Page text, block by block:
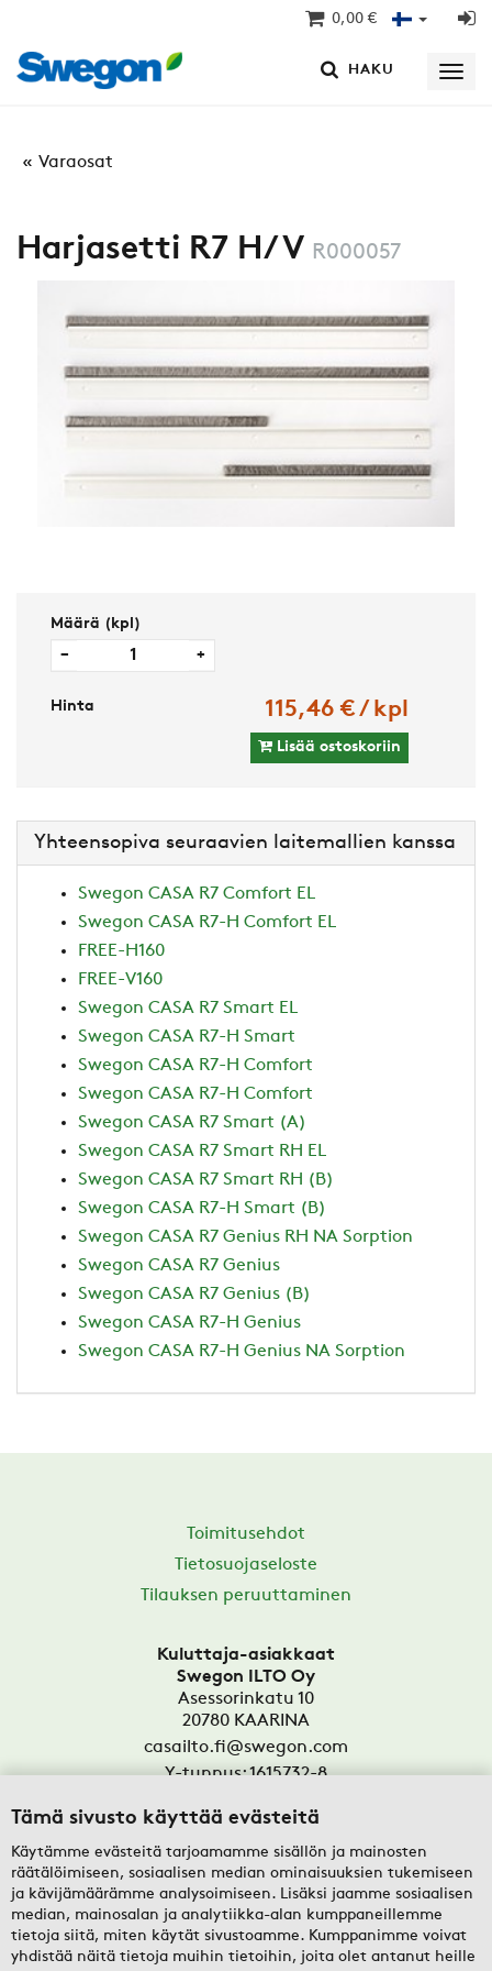
0,00 €
HAKU
Varaosat
Harjasetti R7 H/V R000057
Määrä (kpl)
− +
Hinta 115,46 € / kpl
Lisää ostoskoriin
Yhteensopiva seuraavien laitemallien kanssa
Swegon CASA R7 Comfort EL
Swegon CASA R7-H Comfort EL
FREE-H160
FREE-V160
Swegon CASA R7 Smart EL
Swegon CASA R7-H Smart
Swegon CASA R7-H Comfort
Swegon CASA R7-H Comfort
Swegon CASA R7 Smart (A)
Swegon CASA R7 Smart RH EL
Swegon CASA R7 Smart RH (B)
Swegon CASA R7-H Smart (B)
Swegon CASA R7 Genius RH NA Sorption
Swegon CASA R7 Genius
Swegon CASA R7 Genius (B)
Swegon CASA R7-H Genius
Swegon CASA R7-H Genius NA Sorption
Toimitusehdot
Tietosuojaseloste
Tilauksen peruuttaminen
Kuluttaja-asiakkaat
Swegon ILTO Oy
Asessorinkatu 10
20780 KAARINA
casailto.fi@swegon.com
Y-tunnus: 1615732-8
Yritysasiakkaat
Oy Swegon Ab
Bertel Jungin aukio 7
FI-02600 ESPOO
tekninentuki@swegon.fi
Y-tunnus: 0108352-2
Tämä sivusto käyttää evästeitä
Käytämme evästeitä tarjoamamme sisällön ja mainosten
räätälöimiseen, sosiaalisen median ominaisuuksien tukemiseen
ja kävijämäärämme analysoimiseen. Lisäksi jaamme sosiaalisen
median, mainosalan ja analytiikka-alan kumppaneillemme
tietoja siitä, miten käytät sivustoamme. Kumppanimme voivat
yhdistää näitä tietoja muihin tietoihin, joita olet antanut heille